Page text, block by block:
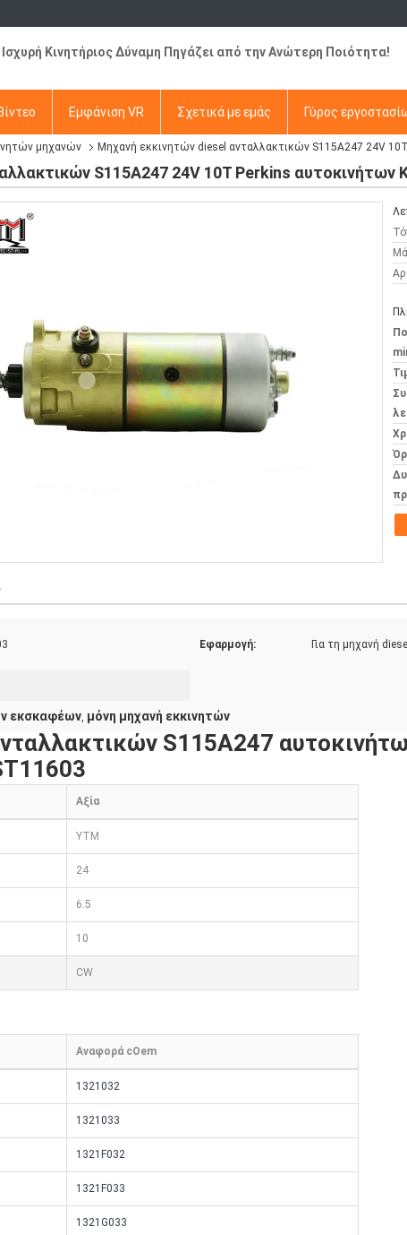
Ισχυρή Κινητήριος Δύναμη Πηγάζει από την Ανώτερη Ποιότητα!
Εμφάνιση VR Σχετικά με εμάς Γύρος
μηχανών Μηχανή εκκινητών diesel ανταλλακτικών S115A247 24V
S115A247 24V 10T Perkins αυτοκινήτων
Εφαρμογή: Για τη μηχανή
εκσκαφέων, μόνη μηχανή εκκινητών
S115A247
Αξία
YTM
24
6.5
10
CW
Αναφορά cOem
1321032
1321033
1321F032
1321F033
1321G033